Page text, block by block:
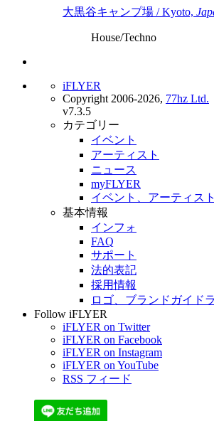
大黒谷キャンプ場 / Kyoto,
House/Techno
iFLYER
Copyright 2006-2026, 77hz Ltd.
v7.3.5
カテゴリー
イベント
アーティスト
ニュース
myFLYER
イベント、アーティス
基本情報
インフォ
FAQ
サポート
法的表記
採用情報
ロゴ、ブランドガイド
Follow iFLYER
iFLYER on Twitter
iFLYER on Facebook
iFLYER on Instagram
iFLYER on YouTube
RSS フィード